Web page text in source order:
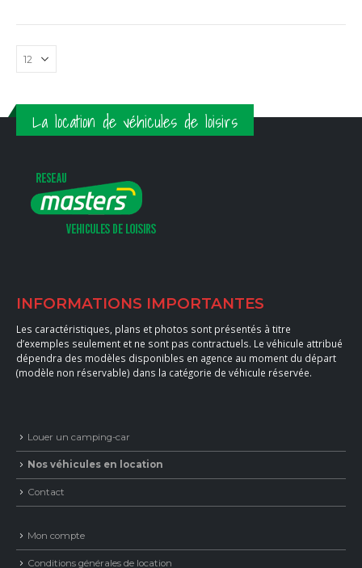
La location de véhicules de loisirs
INFORMATIONS IMPORTANTES
Les caractéristiques, plans et photos sont présentés à titre
d’exemples seulement et ne sont pas contractuels. Le véhicule attribué
dépendra des modèles disponibles en agence au moment du départ
(modèle non réservable) dans la catégorie de véhicule réservée.
Louer un camping-car
Nos véhicules en location
Contact
Mon compte
Conditions générales de location